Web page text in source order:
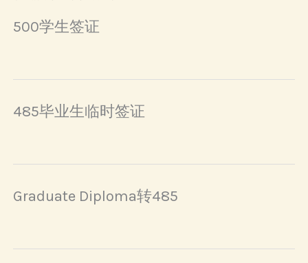
500学生签证
485毕业生临时签证
Graduate Diploma转485